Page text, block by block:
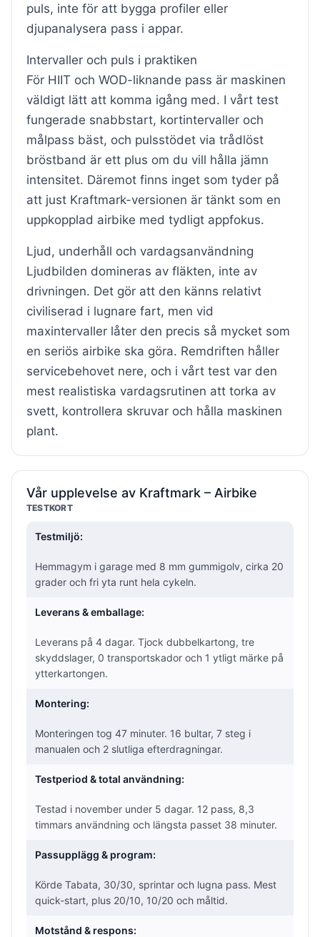
puls, inte för att bygga profiler eller
djupanalysera pass i appar.
Intervaller och puls i praktiken
För HIIT och WOD-liknande pass är maskinen
väldigt lätt att komma igång med. I vårt test
fungerade snabbstart, kortintervaller och
målpass bäst, och pulsstödet via trådlöst
bröstband är ett plus om du vill hålla jämn
intensitet. Däremot finns inget som tyder på
att just Kraftmark-versionen är tänkt som en
uppkopplad airbike med tydligt appfokus.
Ljud, underhåll och vardagsanvändning
Ljudbilden domineras av fläkten, inte av
drivningen. Det gör att den känns relativt
civiliserad i lugnare fart, men vid
maxintervaller låter den precis så mycket som
en seriös airbike ska göra. Remdriften håller
servicebehovet nere, och i vårt test var den
mest realistiska vardagsrutinen att torka av
svett, kontrollera skruvar och hålla maskinen
plant.
Vår upplevelse av Kraftmark – Airbike
TESTKORT
Testmiljö:
Hemmagym i garage med 8 mm gummigolv, cirka 20
grader och fri yta runt hela cykeln.
Leverans & emballage:
Leverans på 4 dagar. Tjock dubbelkartong, tre
skyddslager, 0 transportskador och 1 ytligt märke på
ytterkartongen.
Montering:
Monteringen tog 47 minuter. 16 bultar, 7 steg i
manualen och 2 slutliga efterdragningar.
Testperiod & total användning:
Testad i november under 5 dagar. 12 pass, 8,3
timmars användning och längsta passet 38 minuter.
Passupplägg & program:
Körde Tabata, 30/30, sprintar och lugna pass. Mest
quick-start, plus 20/10, 10/20 och måltid.
Motstånd & respons: